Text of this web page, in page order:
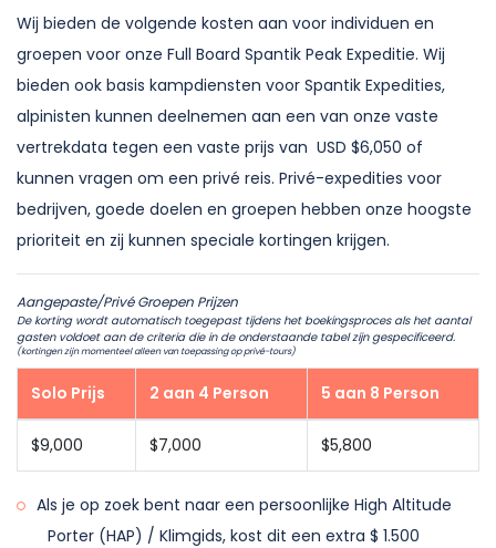
Wij bieden de volgende kosten aan voor individuen en
groepen voor onze Full Board Spantik Peak Expeditie. Wij
bieden ook basis kampdiensten voor Spantik Expedities,
alpinisten kunnen deelnemen aan een van onze vaste
vertrekdata tegen een vaste prijs van USD $6,050 of
kunnen vragen om een privé reis. Privé-expedities voor
bedrijven, goede doelen en groepen hebben onze hoogste
prioriteit en zij kunnen speciale kortingen krijgen.
Aangepaste/Privé Groepen Prijzen
De korting wordt automatisch toegepast tijdens het boekingsproces als het aantal
gasten voldoet aan de criteria die in de onderstaande tabel zijn gespecificeerd.
(kortingen zijn momenteel alleen van toepassing op privé-tours)
Solo Prijs 2 aan 4 Person 5 aan 8 Person
$9,000 $7,000 $5,800
Als je op zoek bent naar een persoonlijke High Altitude
Porter (HAP) / Klimgids, kost dit een extra $ 1.500